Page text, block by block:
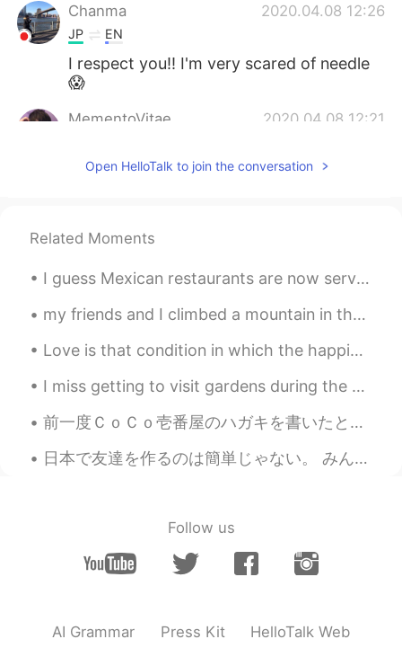
Chanma 2020.04.08 12:26
JP EN
I respect you!! I'm very scared of needle
😱
MementoVitae 2020.04.08 12:21
@Yacine Bahnana沢山もらってください
Yacine Bahnana
FR JP
から楽しいです😎
S-Ji 2020.04.08 12:17
JP EN
は行けないので、、、 これからも頑張って
下さい‼︎
献血するなんて素晴らしいですね
S-Ji 2020.04.08 12:16
素晴らしいです！
Open HelloTalk to join the conversation
Related Moments
I guess Mexican restaurants are now serving margaritas in giant martini 🍸 glasses now 🤷🏻‍♀️ P.S...
my friends and I climbed a mountain in the weekend. It was tiring but the views were great! 友達と...
Love is that condition in which the happiness of another person is essential to your own. Robert...
I miss getting to visit gardens during the spring! At least I have a lot of pictures to look back...
前一度ＣｏＣｏ壱番屋のハガキを書いたというポストしましたが、そのハガキをかばんに入れておいて、忘れてしまって、今日見ました。それで、ポスト📮に入れました。😁 牛メンチカツカレーが続きますように...
日本で友達を作るのは簡単じゃない。 みんなは私が好きだからじゃなく英語を練習したいか、外国人の友達がいることはカッコいいと思っているから、私と仲良くしたがる。 日本で一番仲良い友達は外国人。 私...
Follow us
AI Grammar Press Kit HelloTalk Web